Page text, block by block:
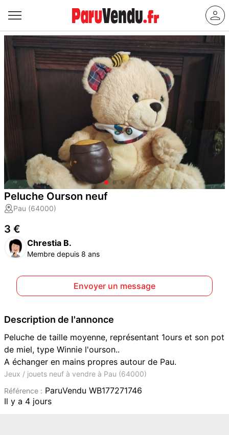
Peluche Ourson neuf
Pau (64000)
3 €
Chrestia B.
Membre depuis 8 ans
Envoyer un message
Description de l'annonce
Peluche de taille moyenne, représentant 1ours et son pot
de miel, type Winnie l'ourson..
A échanger en mains propres autour de Pau.
Jeux / jouets neuf à vendre à Pau (64000)
Référence : ParuVendu WB177271746
Il y a 4 jours